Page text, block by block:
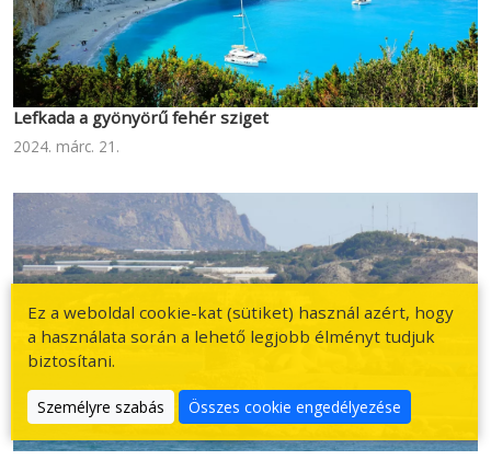
Lefkada a gyönyörű fehér sziget
2024. márc. 21.
Ez a weboldal cookie-kat (sütiket) használ azért, hogy
a használata során a lehető legjobb élményt tudjuk
biztosítani.
Személyre szabás Összes cookie engedélyezése